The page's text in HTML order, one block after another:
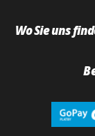
Wo Sie uns